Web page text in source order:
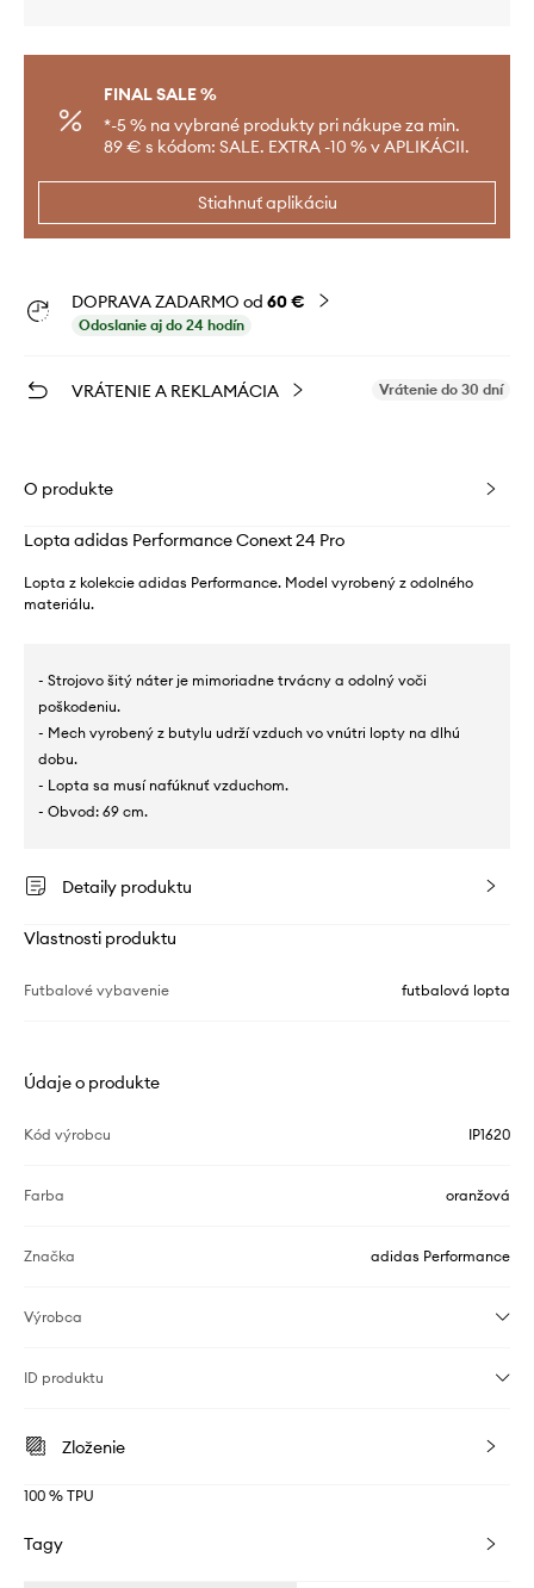
FINAL SALE %
*-5 % na vybrané produkty pri nákupe za min.
89 € s kódom: SALE. EXTRA -10 % v APLIKÁCII.
Stiahnuť aplikáciu
DOPRAVA ZADARMO od 60 €
Odoslanie aj do 24 hodín
VRÁTENIE A REKLAMÁCIA Vrátenie do 30 dní
O produkte
Lopta adidas Performance Conext 24 Pro
Lopta z kolekcie adidas Performance. Model vyrobený z odolného
materiálu.
- Strojovo šitý náter je mimoriadne trvácny a odolný voči
poškodeniu.
- Mech vyrobený z butylu udrží vzduch vo vnútri lopty na dlhú
dobu.
- Lopta sa musí nafúknuť vzduchom.
- Obvod: 69 cm.
Detaily produktu
Vlastnosti produktu
Futbalové vybavenie futbalová lopta
Údaje o produkte
Kód výrobcu IP1620
Farba oranžová
Značka adidas Performance
Výrobca
ID produktu
Zloženie
100 % TPU
Tagy